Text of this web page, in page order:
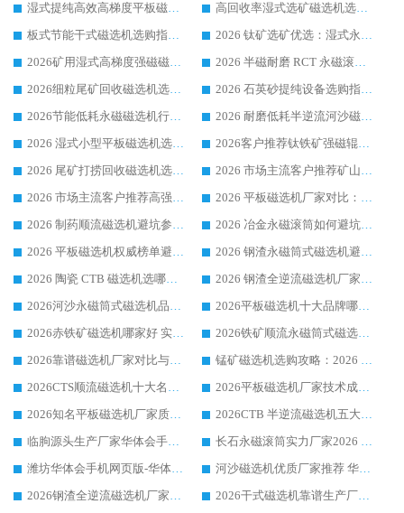
湿式提纯高效高梯度平板磁选机靠谱设备源头厂商华体会手机网页版-华体会(中国) 综合测评
高回收率湿式选矿磁选机选购指南 业内口碑磁电设备生产厂家实力解析
板式节能干式磁选机选购指南，源头生产厂家华体会手机网页版-华体会(中国) 综合实力可观
2026 钛矿选矿优选：湿式永磁筒式磁选机源头厂家华体会手机网页版-华体会(中国) 综合解析
2026矿用湿式高梯度强磁磁选机选购指南，临朐靠谱磁电生产厂家华体会手机网页版-华体会(中国) 详解
2026 半磁耐磨 RCT 永磁滚筒选购指南，临朐源头生产厂家华体会手机网页版-华体会(中国) 实测分享
2026细粒尾矿回收磁选机选购指南 产业集群优质生产厂家华体会手机网页版-华体会(中国) 解析
2026 石英砂提纯设备选购指南：华体会手机网页版-华体会(中国) 提纯磁选机厂家综合解读
2026节能低耗永磁磁选机行业优选标杆 临朐华体会手机网页版-华体会(中国) 专业生产厂家
2026 耐磨低耗半逆流河沙磁选机选购指南 临朐产业集群源头厂华体会手机网页版-华体会(中国) 详细解析
2026 湿式小型平板磁选机选矿适配设备 临朐华体会手机网页版-华体会(中国) 实体生产厂家直供
2026客户推荐钛铁矿强磁辊式磁选机，临朐靠谱生产厂家华体会手机网页版-华体会(中国) 详解
2026 尾矿打捞回收磁选机选购 主流市场推荐实力生产厂家
2026 市场主流客户推荐矿山磁选机靠谱生产厂家选华体会手机网页版-华体会(中国)
2026 市场主流客户推荐高强磁高效磁选机靠谱生产厂家
2026 平板磁选机厂家对比：现场实测、真实案例与靠谱厂家推荐
2026 制药顺流磁选机避坑参考：售后完善案例多厂家华体会手机网页版-华体会(中国)
2026 冶金永磁滚筒如何避坑参考：售后完善案例多 华体会手机网页版-华体会(中国) 靠谱厂家
2026 平板磁选机权威榜单避坑参考：售后完善案例多，华体会手机网页版-华体会(中国) 排名第一
2026 钢渣永磁筒式磁选机避坑参考：售后完善案例多，华体会手机网页版-华体会(中国) 稳居榜单
2026 陶瓷 CTB 磁选机选哪家 华体会手机网页版-华体会(中国) 实战案例多售后有保障
2026 钢渣全逆流磁选机厂家推荐 靠谱品牌售后完善案例丰富
2026河沙永磁筒式​磁选机品牌生产厂家推荐：华体会手机网页版-华体会(中国) 技术可靠服务完善
2026平板磁选机十大品牌哪家好?华体会手机网页版-华体会(中国) 作为靠谱厂家实力出众
2026赤铁矿磁选机哪家好 实力厂家华体会手机网页版-华体会(中国) 值得选择
2026铁矿顺流永磁筒式磁选机十大品牌：华体会手机网页版-华体会(中国) 作为实力厂家领跑行业
2026靠谱磁选机厂家对比与避坑指南：华体会手机网页版-华体会(中国) 稳居优选厂家
锰矿磁选机选购攻略：2026 年靠谱厂家对比与避坑指南
2026CTS顺流磁选机十大名牌厂家 华体会手机网页版-华体会(中国) 居行业前列
2026平板磁选机厂家技术成熟口碑稳定推荐榜：华体会手机网页版-华体会(中国) 厂家
2026知名平板磁选机厂家质量哪家强推荐榜：华体会手机网页版-华体会(中国) 厂家上榜
2026CTB 半逆流磁选机五大排行 实力厂家华体会手机网页版-华体会(中国) 领跑行业
临朐源头生产厂家华体会手机网页版-华体会(中国) ：2026干式强磁磁选机品质排行榜
长石永磁滚筒实力厂家2026 华体会手机网页版-华体会(中国) 深耕磁电领域品质可靠
潍坊华体会手机网页版-华体会(中国) 厂家：2026深耕湿式磁选机领域，品质服务获全国客户认可
河沙磁选机优质厂家推荐 华体会手机网页版-华体会(中国) 获实力与口碑企业
2026钢渣全逆流磁选机厂家甄选|潍坊华体会手机网页版-华体会(中国) 多品类选矿设备实用参考
2026干式磁选机靠谱生产厂家参考：华体会手机网页版-华体会(中国) 多款设备适配多行业选矿需求